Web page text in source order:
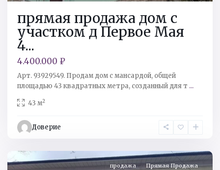
прямая продажа дом с
участком д Первое Мая
4...
4.400.000 ₽
Арт. 93929549. Продам дом с мансардой, общей
площадью 43 квадратных метра, созданный для т ...
43 м2
Доверие
Кингисеппский
р-
н,
продажа Прямая Продажа